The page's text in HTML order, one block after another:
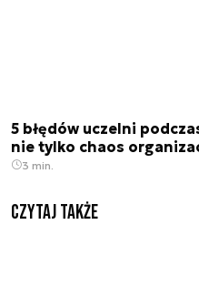
5 błędów uczelni
nie tylko chaos
3 min.
Czytaj także